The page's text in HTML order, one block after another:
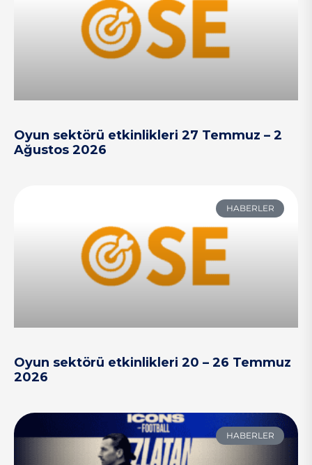
Oyun sektörü etkinlikleri 27 Temmuz – 2
Ağustos 2026
HABERLER
Oyun sektörü etkinlikleri 20 – 26 Temmuz
2026
HABERLER